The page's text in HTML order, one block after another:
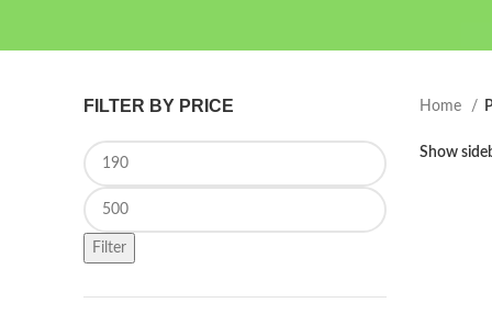
FILTER BY PRICE
Min price
Max price
Filter
Home
Show